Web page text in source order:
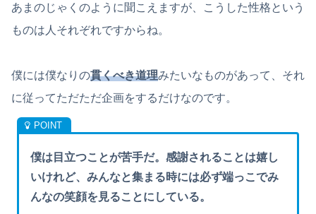
あまのじゃくのように聞こえますが、こうした性格という
ものは人それぞれですからね。
僕には僕なりの貫くべき道理みたいなものがあって、それ
に従ってただただ企画をするだけなのです。
僕は目立つことが苦手だ。感謝されることは嬉し
いけれど、みんなと集まる時には必ず端っこでみ
んなの笑顔を見ることにしている。